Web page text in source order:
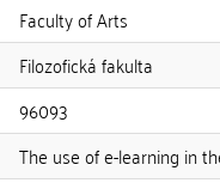
Faculty of Arts
Filozofická fakulta
96093
The use of e-learning in